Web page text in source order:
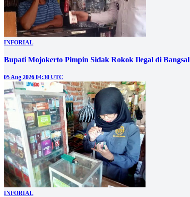
INFORIAL
Bupati Mojokerto Pimpin Sidak Rokok Ilegal di Bangsal
05 Aug 2026 04:30 UTC
INFORIAL